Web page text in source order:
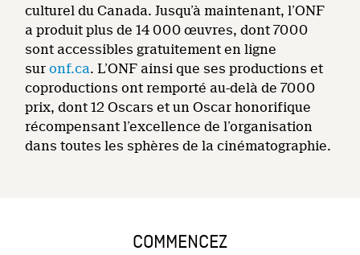
culturel du Canada. Jusqu’à maintenant, l’ONF
a produit plus de 14 000 œuvres, dont 7000
sont accessibles gratuitement en ligne
suronf.ca. L’ONF ainsi que ses productions et
coproductions ont remporté au-delà de 7000
prix, dont 12 Oscars et un Oscar honorifique
récompensant l’excellence de l’organisation
dans toutes les sphères de la cinématographie.
COMMENCEZ